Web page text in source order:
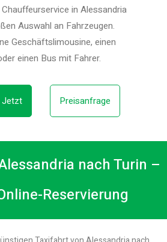
in Alessandria
Auswahl an Fahrzeugen.
Geschäftslimousine, einen
einen Bus mit Fahrer.
Jetzt Preisanfrage
nach Turin –
Reservierung